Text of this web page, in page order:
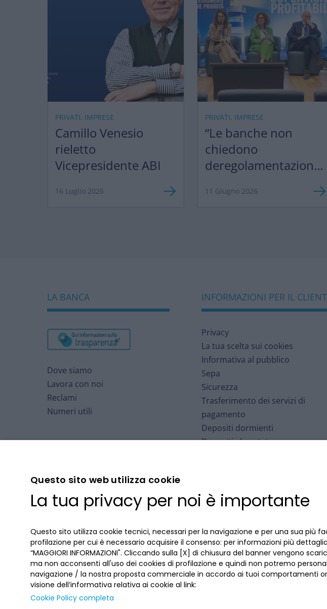
PRIVATI, IMPRESE
Camillo Venesio
rieletto
Vicepresidente ABI
16 Luglio 2026
PRIVATI, IMPRESE
“Le banche non
chiedono
deregolamentazione,
11 Giugno 2026
LA BANCA
Dove siamo
Lavora con noi
Reclami
Numeri utili
INFORMAZIONI PER IL
Privacy
La tua scelta sui cookies
Informativa al pubblico
Sepa
Sicurezza
Trasferimento dei servizi di
pagamento
Depositi dormienti
Depositi al portatore
Depositi
Cartolarizzazioni
Questo sito web utilizza cookie
La tua privacy per noi è importante
Questo sito utilizza cookie tecnici, necessari per la navigazione e per una sua più
profilazione per cui è necessario acquisire il consenso: per informazioni più
“MAGGIORI INFORMAZIONI". Cliccando sulla [X] di chiusura del banner vengono
ma non acconsenti all'uso dei cookies di profilazione e quindi non potremo
navigazione / la nostra proposta commerciale in accordo ai tuoi comportamenti on
visione dell’informativa relativa ai cookie al link:
Cookie Policy completa